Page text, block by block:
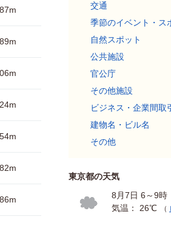
交通
季節のイベント・ス
自然スポット
公共施設
官公庁
その他施設
ビジネス・企業間取引
建物名・ビル名
その他
東京都の天気
8月7日 6～9時
気温： 26℃
（